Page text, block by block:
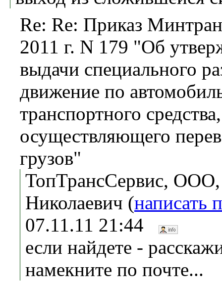
Re: Re: Приказ
2011 г. N 179 "Об
выдачи специального
движение по
транспортного средства,
осуществляющего
грузов"
ТопТрансСервис,
Николаевич (написать
07.11.11 21:44
если найдете -
намекните по почте...